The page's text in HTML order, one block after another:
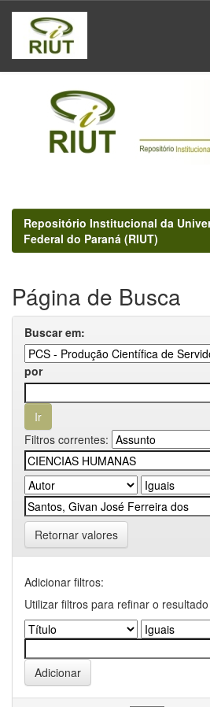
Skip
navigation
Repositório Institucional da
Federal do Paraná (RIUT)
Página de Busca
Buscar em:
por
Filtros correntes:
Retornar valores
Adicionar filtros:
Utilizar filtros para refinar o